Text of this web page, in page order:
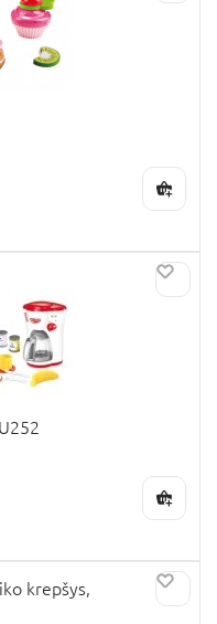
krepšys,